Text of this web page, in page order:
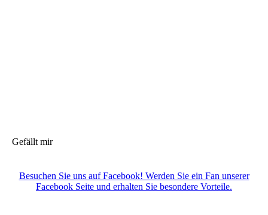
Gefällt mir
Besuchen Sie uns auf Facebook! Werden Sie ein Fan unserer
Facebook Seite und erhalten Sie besondere Vorteile.